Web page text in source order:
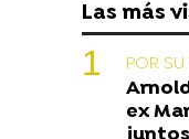
Las más
POR
ex